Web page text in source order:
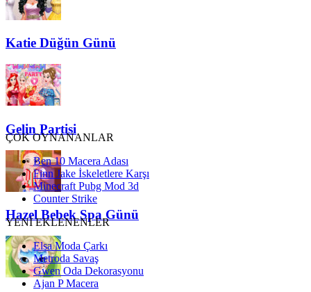
Katie Düğün Günü
Gelin Partisi
Hazel Bebek Spa Günü
ÇOK OYNANANLAR
Ben 10 Macera Adası
Finn Jake İskeletlere Karşı
Minecraft Pubg Mod 3d
Counter Strike
YENİ EKLENENLER
Elsa Moda Çarkı
Metroda Savaş
Gwen Oda Dekorasyonu
Ajan P Macera